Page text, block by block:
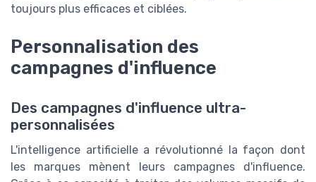
toujours plus efficaces et ciblées.
Personnalisation des
campagnes d'influence
Des campagnes d'influence ultra-
personnalisées
L'intelligence artificielle a révolutionné la façon dont
les marques mènent leurs campagnes d'influence.